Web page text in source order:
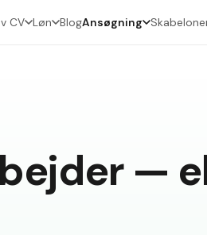
CV Løn BlogAnsøgning
—